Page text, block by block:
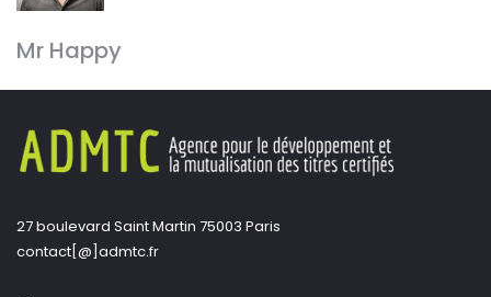
Mr Happy
27 boulevard Saint Martin 75003 Paris
contact[@]admtc.fr